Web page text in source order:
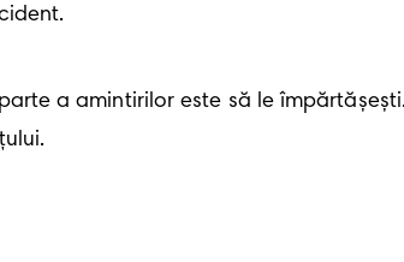
a amintirilor este să le